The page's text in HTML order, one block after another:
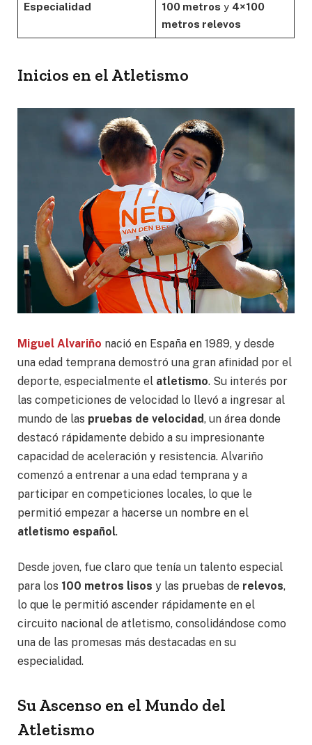
Especialidad 100 metros y 4×100
metros relevos
Inicios en el Atletismo
Miguel Alvariño nació en España en 1989, y desde
una edad temprana demostró una gran afinidad por el
deporte, especialmente el atletismo. Su interés por
las competiciones de velocidad lo llevó a ingresar al
mundo de las pruebas de velocidad, un área donde
destacó rápidamente debido a su impresionante
capacidad de aceleración y resistencia. Alvariño
comenzó a entrenar a una edad temprana y a
participar en competiciones locales, lo que le
permitió empezar a hacerse un nombre en el
atletismo español.
Desde joven, fue claro que tenía un talento especial
para los 100 metros lisos y las pruebas de relevos,
lo que le permitió ascender rápidamente en el
circuito nacional de atletismo, consolidándose como
una de las promesas más destacadas en su
especialidad.
Su Ascenso en el Mundo del
Atletismo